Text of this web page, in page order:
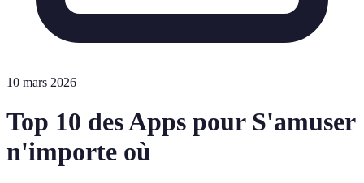
10 mars 2026
Top 10 des Apps pour S'amuser
n'importe où